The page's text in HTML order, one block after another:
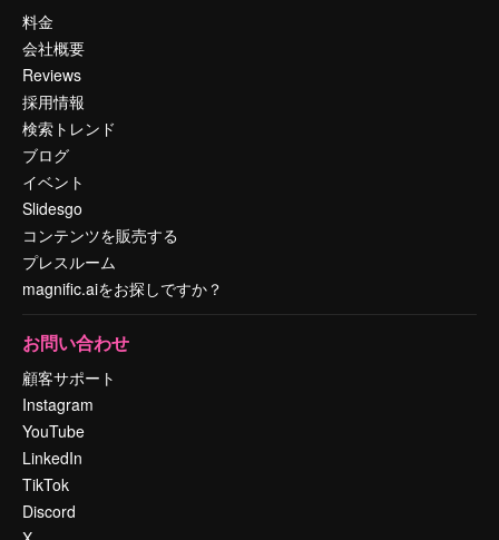
料金
会社概要
Reviews
採用情報
検索トレンド
ブログ
イベント
Slidesgo
コンテンツを販売する
プレスルーム
magnific.aiをお探しですか？
お問い合わせ
顧客サポート
Instagram
YouTube
LinkedIn
TikTok
Discord